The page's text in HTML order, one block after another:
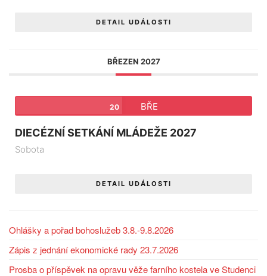
DETAIL UDÁLOSTI
BŘEZEN 2027
20 BŘE
DIECÉZNÍ SETKÁNÍ MLÁDEŽE 2027
Sobota
DETAIL UDÁLOSTI
Ohlášky a pořad bohoslužeb 3.8.-9.8.2026
Zápis z jednání ekonomické rady 23.7.2026
Prosba o příspěvek na opravu věže farního kostela ve Studenci